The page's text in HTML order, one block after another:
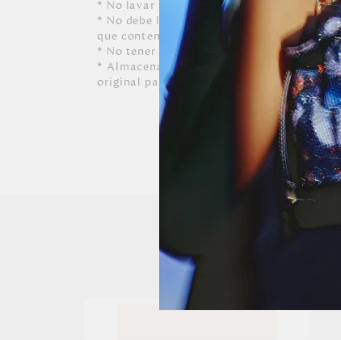
* No lavar a máquina, ni usar
* No debe limpiarse, ni dejarle caer
que contenga alcohol o solvente.
* No tener contacto con tinta de
* Almacenar siempre en lugares
original para conservar su forma.